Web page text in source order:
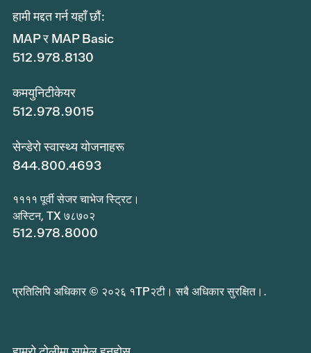
हामी मद्दत गर्न यहाँ छौं:
MAP र MAP Basic
512.978.8130
कमयुनिटीकेयर
512.978.9015
सेन्डेरो स्वास्थ्य योजनाहरू
844.800.4693
११११ पूर्वी सेजर चाभेज स्ट्रिट।
अस्टिन, TX ७८७०२
512.978.8000
प्रतिलिपि अधिकार © २०२६ १TP२टी। सबै अधिकार सुरक्षित।.